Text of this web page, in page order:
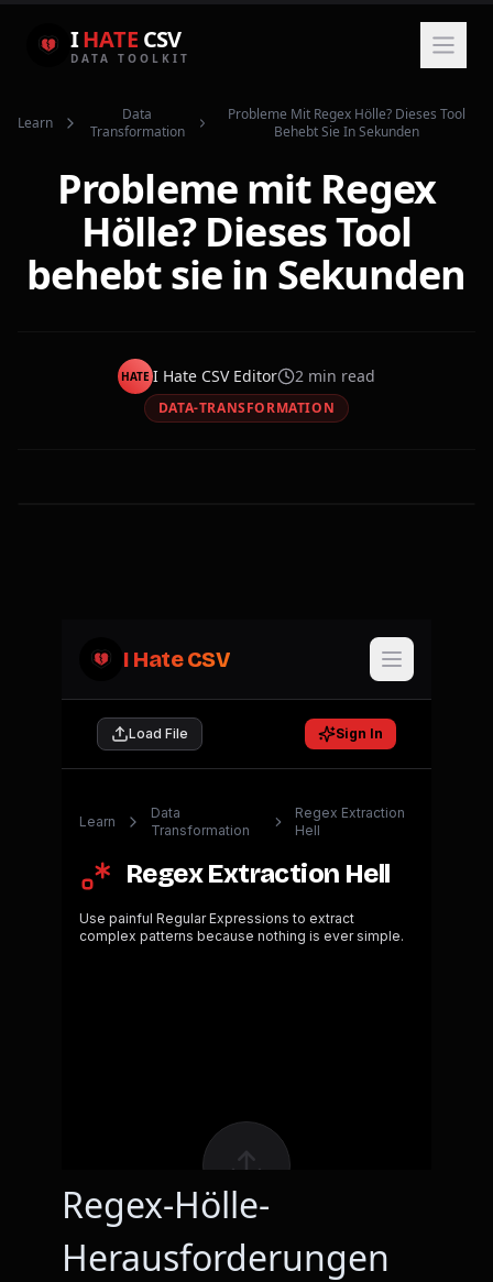
IHATE CSV
DATA TOOLKIT
Learn
Data
Transformation
Probleme Mit Regex Hölle? Dieses Tool
Behebt Sie In Sekunden
Probleme mit Regex
Hölle? Dieses Tool
behebt sie in Sekunden
HATE I Hate CSV Editor 2 min read
DATA-TRANSFORMATION
Regex-Hölle-
Herausforderungen